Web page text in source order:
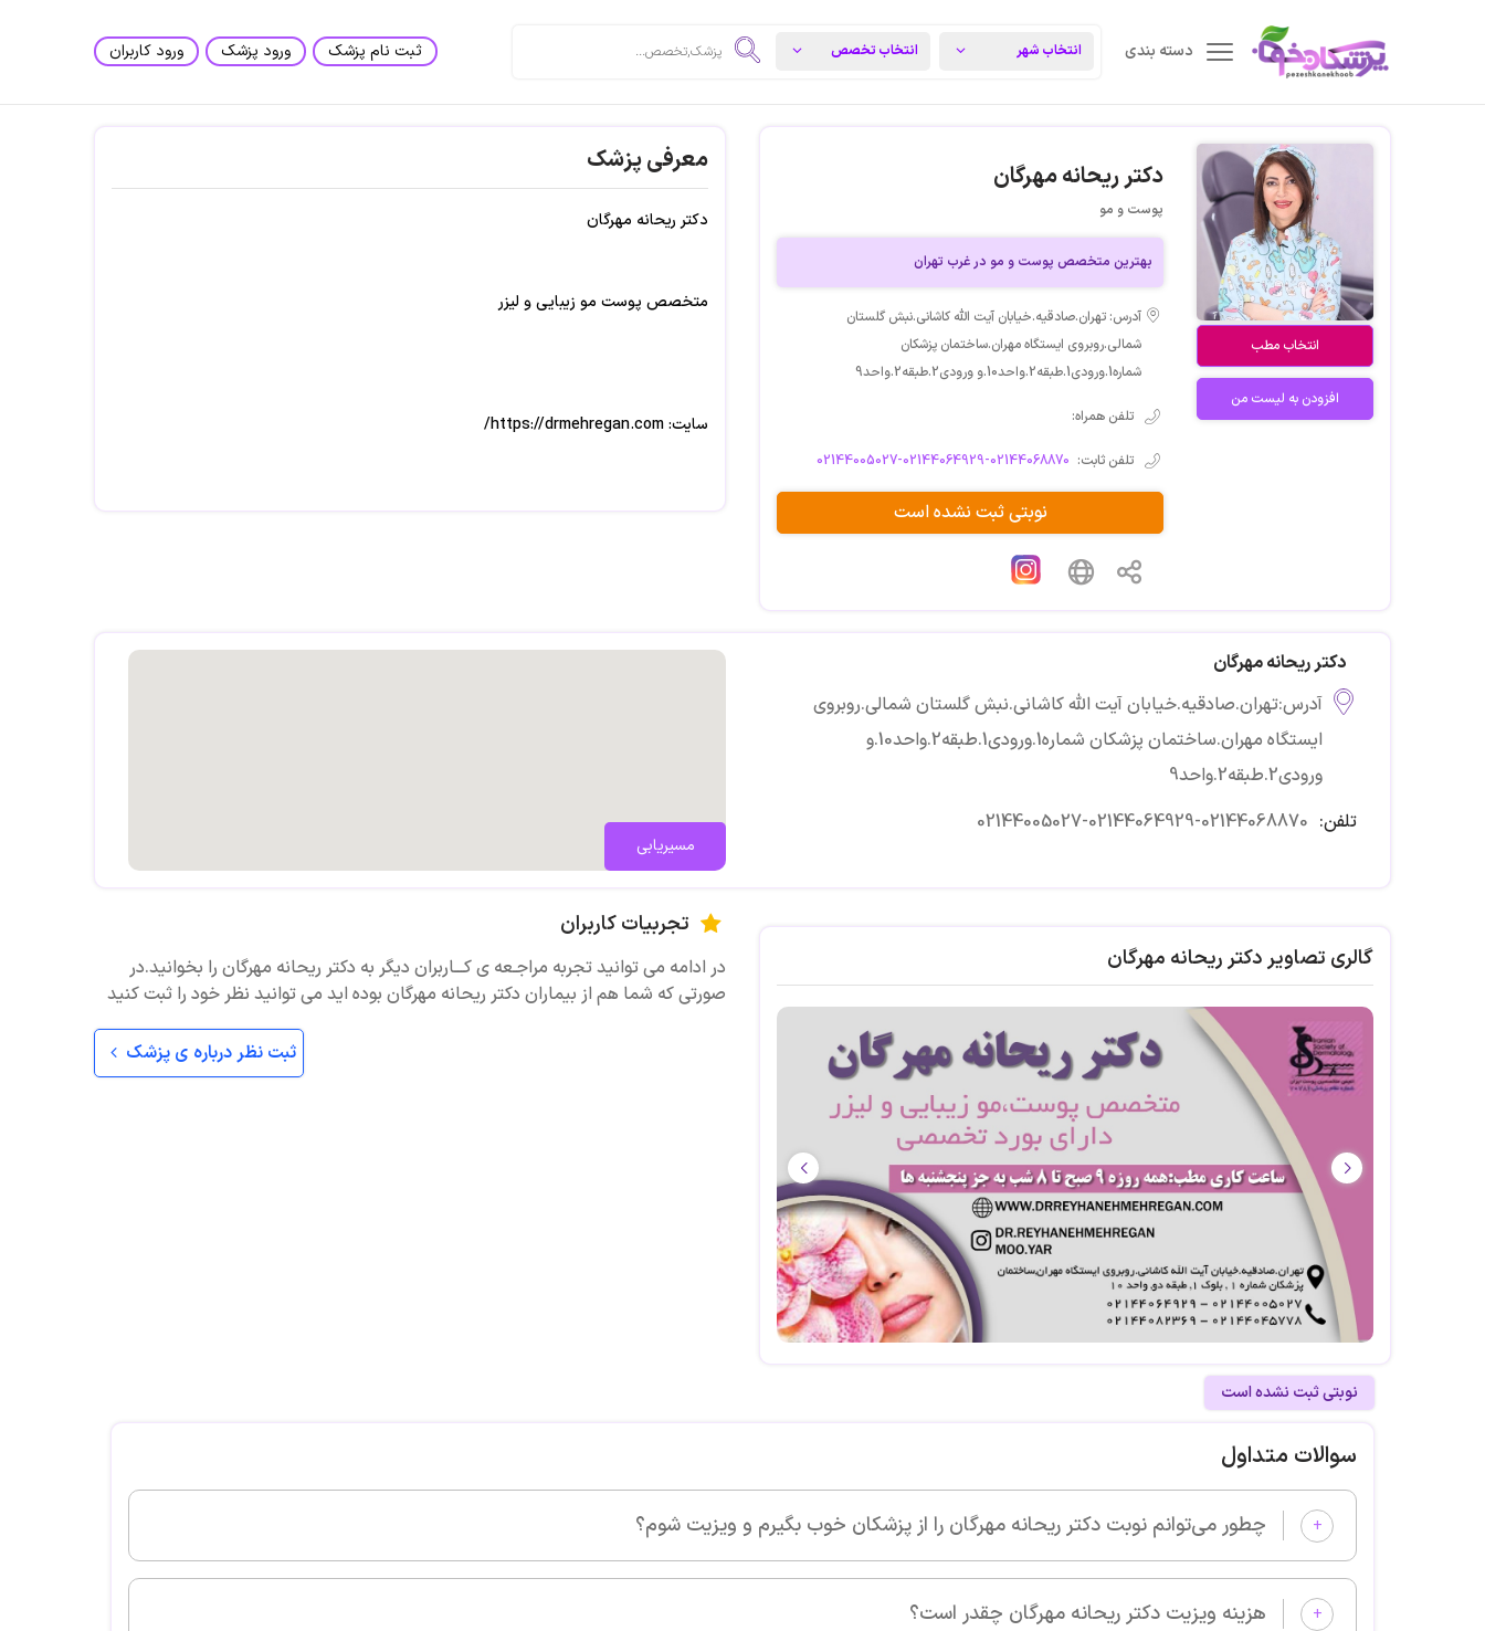
دسته بندی ثبت نام پزشک ورود پزشک ورود کاربران
انتخاب مطب
افزودن به لیست من
دکتر ریحانه مهرگان
پوست و مو
بهترین متخصص پوست و مو در غرب تهران
آدرس: تهران.صادقیه.خیابان آیت الله کاشانی.نبش گلستان
شمالی.روبروی ایستگاه مهران.ساختمان پزشکان
شماره1.ورودی1.طبقه2.واحد10.و ورودی2.طبقه2.واحد9
تلفن همراه:
تلفن ثابت: 02144005027-02144064929-02144068870
نوبتی ثبت نشده است
معرفی پزشک
دکتر ریحانه مهرگان
متخصص پوست مو زیبایی و لیزر
سایت: https://drmehregan.com/
اینستاگرام: https://instagram.com/moo.yar?igshid=YmMyMTA2M2Y=
دکتر ریحانه مهرگان
آدرس:تهران.صادقیه.خیابان آیت الله کاشانی.نبش گلستان شمالی.روبروی
ایستگاه مهران.ساختمان پزشکان شماره1.ورودی1.طبقه2.واحد10.و
ورودی2.طبقه2.واحد9
تلفن: 02144005027-02144064929-02144068870
مسیریابی
گالری تصاویر دکتر ریحانه مهرگان
تجربیات کاربران
در ادامه می توانید تجربه مراجـعه ی کـــاربران دیگر به دکتر ریحانه مهرگان را بخوانید.در
صورتی که شما هم از بیماران دکتر ریحانه مهرگان بوده اید می توانید نظر خود را ثبت کنید
ثبت نظر درباره ی پزشک
نوبتی ثبت نشده است
سوالات متداول
+ چطور می‌توانم نوبت دکتر ریحانه مهرگان را از پزشکان خوب بگیرم و ویزیت شوم؟
+ هزینه ویزیت دکتر ریحانه مهرگان چقدر است؟